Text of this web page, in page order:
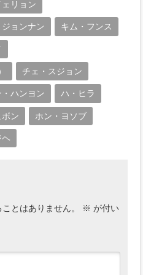
リョン
ジョンナン キム・フンス
チェ・スジョン
・ハンヨン ハ・ヒラ
ン ホン・ヨソブ
ヘ
とはありません。 ※ が付い